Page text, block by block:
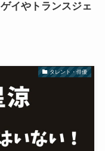
イやトランスジェ
タレント・俳優